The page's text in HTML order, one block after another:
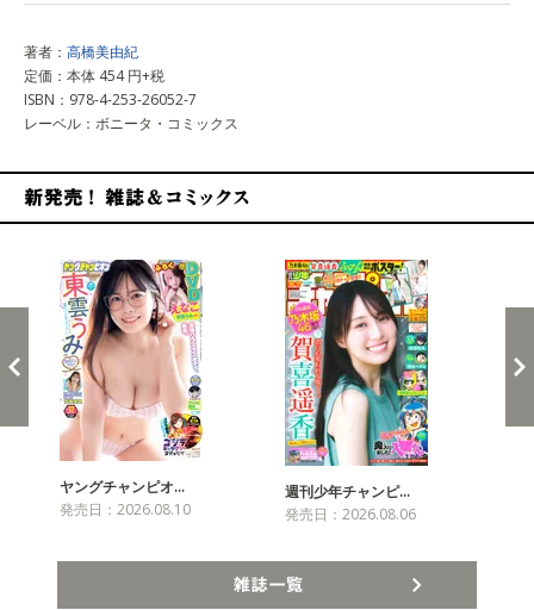
著者： 高橋美由紀
定価：本体 454 円+税
ISBN：978-4-253-26052-7
レーベル：ボニータ・コミックス
ヤングチャンピオ…
発売日：2026.08.10
週刊少年チャンピ…
発売日：2026.08.06